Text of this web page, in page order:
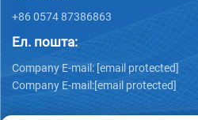
+86 0574 87386863
Ел. пошта:
Company E-mail: [email protected]
Company E-mail:[email protected]